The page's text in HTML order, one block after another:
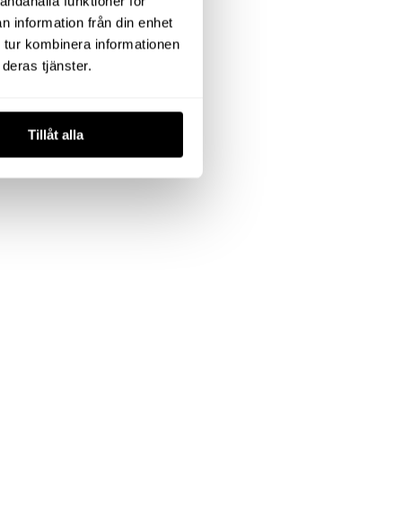
information från din enhet
kombinera informationen
tjänster.
Tillåt alla